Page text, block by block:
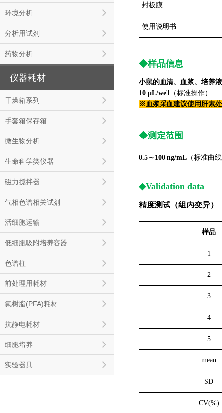
环境分析
分析用试剂
药物分析
仪器耗材
干燥箱系列
手套箱保存箱
微生物分析
生命科学类仪器
磁力搅拌器
气相色谱相关试剂
活细胞运输
低细胞吸附培养容器
色谱柱
前处理用耗材
氟树脂(PFA)耗材
抗静电耗材
细胞培养
实验器具
封板膜
使用说明书
◆样品信息
小鼠的血清、血浆、培养液
10 μL/well
（标准操作）
※血浆采血建议使用肝素
◆测定范围
0.5～100 ng/mL （标准曲
◆Validation data
精度测试（组内变异）
样品
1
2
3
4
5
mean
SD
CV(%)